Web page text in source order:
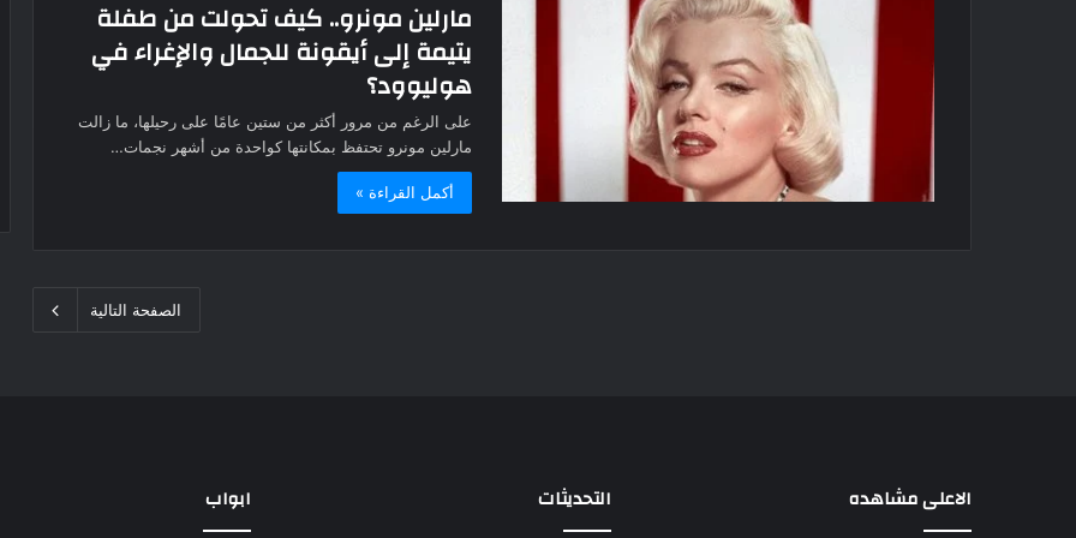
مارلين مونرو.. كيف تحولت من طفلة
يتيمة إلى أيقونة للجمال والإغراء في
هوليوود؟
على الرغم من مرور أكثر من ستين عامًا على رحيلها، ما زالت
مارلين مونرو تحتفظ بمكانتها كواحدة من أشهر نجمات…
أكمل القراءة »
الصفحة التالية
الاعلى مشاهده التحديثات ابواب